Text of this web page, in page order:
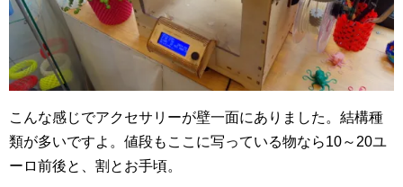
こんな感じでアクセサリーが壁一面にありました。結構種
類が多いですよ。値段もここに写っている物なら10～20ユ
ーロ前後と、割とお手頃。